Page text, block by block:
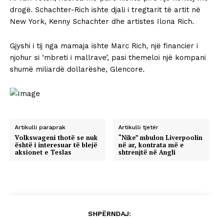
drogë. Schachter-Rich ishte djali i tregtarit të artit në
New York, Kenny Schachter dhe artistes Ilona Rich.
Gjyshi i tij nga mamaja ishte Marc Rich, një financier i
njohur si ‘mbreti i mallrave’, pasi themeloi një kompani
shumë miliardë dollarëshe, Glencore.
Artikulli paraprak
Volkswageni thotë se nuk
është i interesuar të blejë
aksionet e Teslas
Artikulli tjetër
“Nike” mbulon Liverpoolin
në ar, kontrata më e
shtrenjtë në Angli
SHPËRNDAJ: